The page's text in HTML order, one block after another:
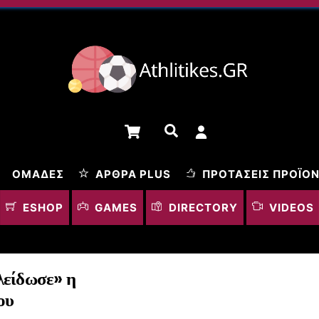
Cart Αναζήτηση
ΟΜΆΔΕΣ ΆΡΘΡΑ PLUS ΠΡΟΤΆΣΕΙΣ
ESHOP GAMES DIRECTORY VIDEOS
η